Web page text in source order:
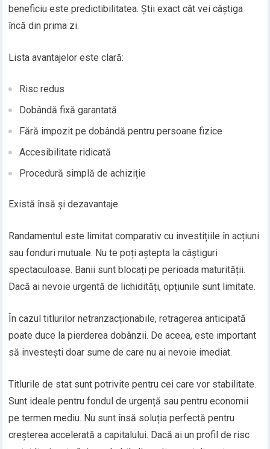
beneficiu este predictibilitatea. Știi exact cât vei câștiga
încă din prima zi.
Lista avantajelor este clară:
Risc redus
Dobândă fixă garantată
Fără impozit pe dobândă pentru persoane fizice
Accesibilitate ridicată
Procedură simplă de achiziție
Există însă și dezavantaje.
Randamentul este limitat comparativ cu investițiile în acțiuni
sau fonduri mutuale. Nu te poți aștepta la câștiguri
spectaculoase. Banii sunt blocați pe perioada maturității.
Dacă ai nevoie urgentă de lichidități, opțiunile sunt limitate.
În cazul titlurilor netranzacționabile, retragerea anticipată
poate duce la pierderea dobânzii. De aceea, este important
să investești doar sume de care nu ai nevoie imediat.
Titlurile de stat sunt potrivite pentru cei care vor stabilitate.
Sunt ideale pentru fondul de urgență sau pentru economii
pe termen mediu. Nu sunt însă soluția perfectă pentru
creșterea accelerată a capitalului. Dacă ai un profil de risc